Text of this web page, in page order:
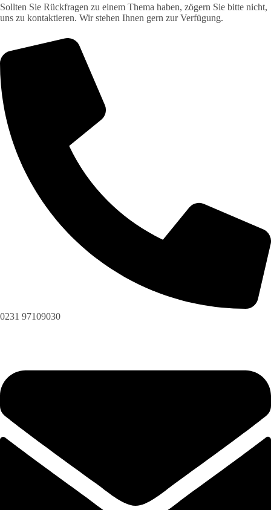
Sollten Sie Rückfragen zu einem Thema haben, zögern Sie bitte nicht,
uns zu kontaktieren. Wir stehen Ihnen gern zur Verfügung.
0231 97109030